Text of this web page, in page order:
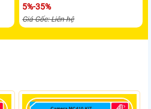
5%-35%
Giá Gốc: Liên hệ